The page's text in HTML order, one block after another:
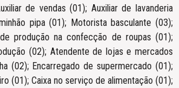
de vendas (01); Auxiliar de lavanderia
pipa (01); Motorista basculante (03);
produção na confecção de roupas (01);
(02); Atendente de lojas e mercados
(02); Encarregado de supermercado (01);
(01); Caixa no serviço de alimentação (01);